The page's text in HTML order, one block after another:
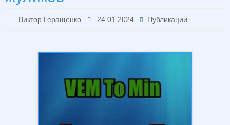
Виктор Геращенко 24.01.2024 Публикации